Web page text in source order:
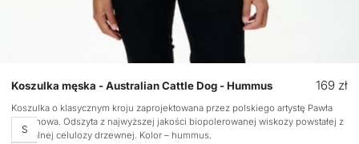
Koszulka męska - Australian Cattle Dog - Hummus
Cena
169 zł
Koszulka o klasycznym kroju zaprojektowana przez polskiego artystę Pawła
Stepanowa. Odszyta z najwyższej jakości biopolerowanej wiskozy powstałej z
naturalnej celulozy drzewnej. Kolor – hummus.
Rozmiar
S